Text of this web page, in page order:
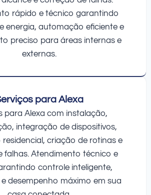
rápido e técnico garantindo
energia, automação eficiente e
preciso para áreas internas e
externas.
para Alexa
para Alexa com instalação,
integração de dispositivos,
criação de rotinas e
falhas. Atendimento técnico e
controle inteligente,
desempenho máximo em sua